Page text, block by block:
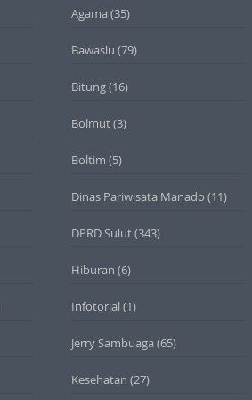
Agama (35)
Bawaslu (79)
Bitung(16)
Bolmut(3)
Boltim (5)
Dinas Pariwisata Manado (11)
DPRD Sulut(343)
Hiburan (6)
Infotorial (1)
Jerry Sambuaga (65)
Kesehatan (27)